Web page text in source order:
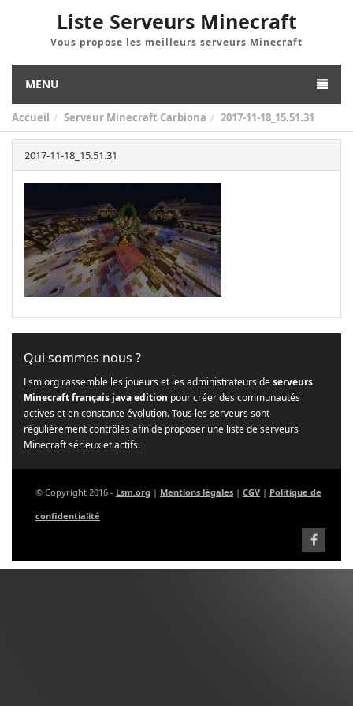
Liste Serveurs Minecraft
Vous propose les meilleurs serveurs Minecraft
MENU
Accueil Serveur Minecraft Carbiona 2017-11-18_15.51.31
2017-11-18_15.51.31
Qui sommes nous ?
Lsm.org rassemble les joueurs et les administrateurs deserveurs
Minecraft français java edition pour créer des communautés
actives et en constante évolution. Tous les serveurs sont
régulièrement contrôlés afin de proposer une liste de serveurs
Minecraft sérieux et actifs.
© Copyright 2016 - Lsm.org | Mentions légales | CGV | Politique de
confidentialité